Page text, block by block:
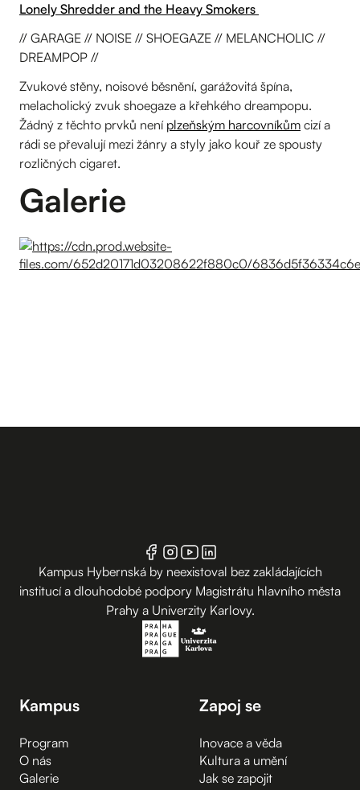
Lonely Shredder and the Heavy Smokers
// GARAGE // NOISE // SHOEGAZE // MELANCHOLIC //
DREAMPOP //
Zvukové stěny, noisové běsnění, garážovitá špína,
melacholický zvuk shoegaze a křehkého dreampopu.
Žádný z těchto prvků není plzeňským harcovníkům cizí a
rádi se převalují mezi žánry a styly jako kouř ze spousty
rozličných cigaret.
Galerie
Kampus Hybernská by neexistoval bez zakládajících
institucí a dlouhodobé podpory Magistrátu hlavního města
Prahy a Univerzity Karlovy.
Kampus
Program
O nás
Galerie
Zapoj se
Inovace a věda
Kultura a umění
Jak se zapojit